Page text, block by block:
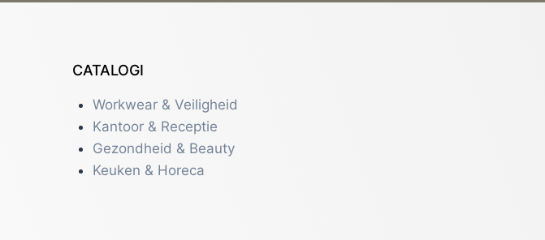
CATALOGI
Workwear & Veiligheid
Kantoor & Receptie
Gezondheid & Beauty
Keuken & Horeca